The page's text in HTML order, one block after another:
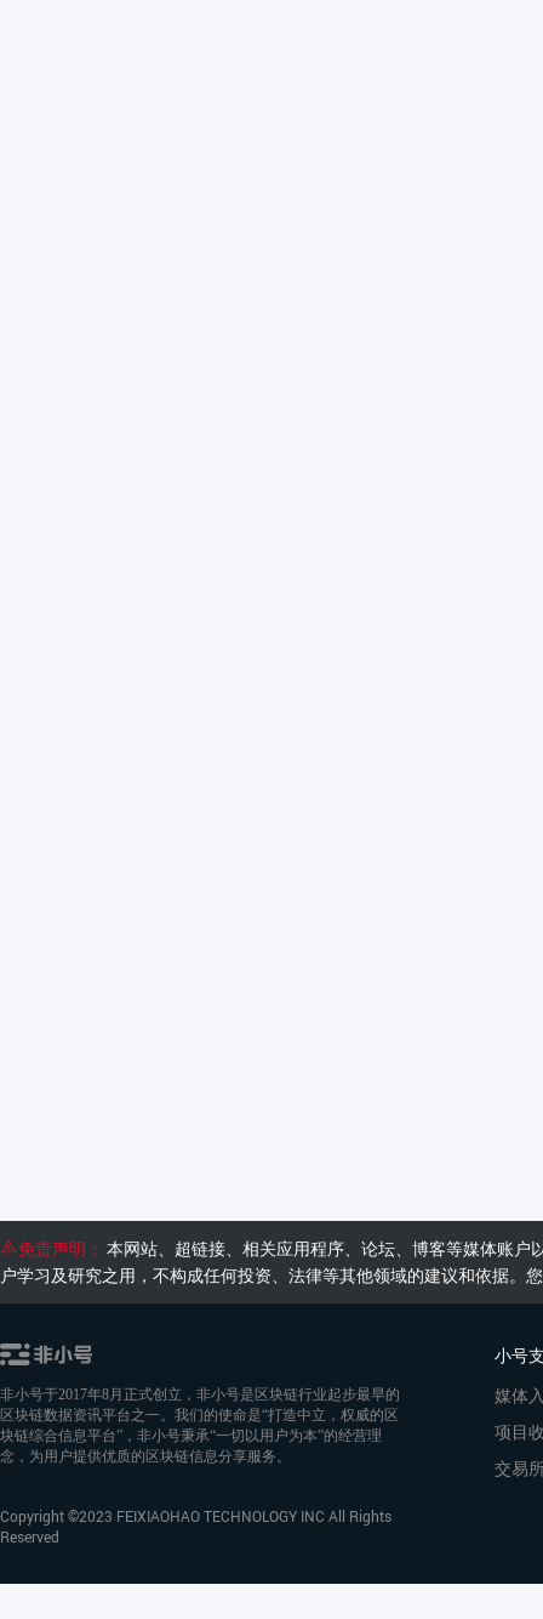
免责声明： 本网站、超链接、相关应用程序、论坛、博客等媒体账
户学习及研究之用，不构成任何投资、法律等其他领域的建议和依据
非小号于2017年8月正式创立，非小号是区块链行业起步最早的
区块链数据资讯平台之一。我们的使命是“打造中立，权威的区
块链综合信息平台”，非小号秉承“一切以用户为本”的经营理
念，为用户提供优质的区块链信息分享服务。
Copyright ©2023 FEIXIAOHAO TECHNOLOGY INC All Rights
Reserved
小号
媒体
项目
交易